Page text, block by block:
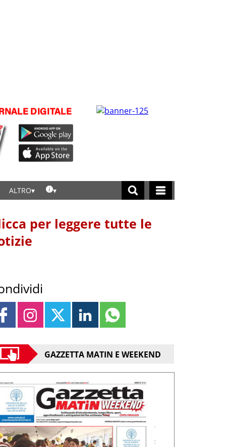
ALTRO
per leggere tutte le
GAZZETTA MATIN E WEEKEND